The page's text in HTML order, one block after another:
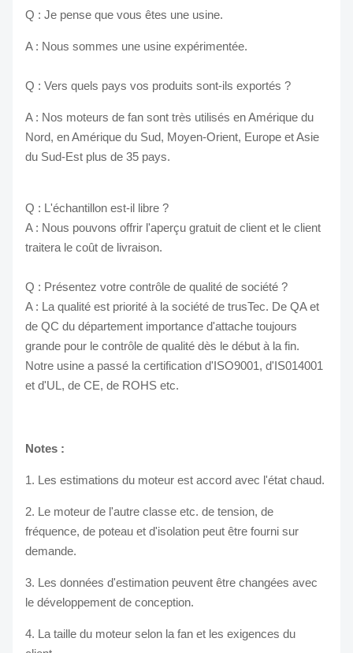
Q : Je pense que vous êtes une usine.
A : Nous sommes une usine expérimentée.
Q : Vers quels pays vos produits sont-ils exportés ?
A : Nos moteurs de fan sont très utilisés en Amérique du
Nord, en Amérique du Sud, Moyen-Orient, Europe et Asie
du Sud-Est plus de 35 pays.
Q : L'échantillon est-il libre ?
A : Nous pouvons offrir l'aperçu gratuit de client et le client
traitera le coût de livraison.
Q : Présentez votre contrôle de qualité de société ?
A : La qualité est priorité à la société de trusTec. De QA et
de QC du département importance d'attache toujours
grande pour le contrôle de qualité dès le début à la fin.
Notre usine a passé la certification d'ISO9001, d'IS014001
et d'UL, de CE, de ROHS etc.
Notes :
1. Les estimations du moteur est accord avec l'état chaud.
2. Le moteur de l'autre classe etc. de tension, de
fréquence, de poteau et d'isolation peut être fourni sur
demande.
3. Les données d'estimation peuvent être changées avec
le développement de conception.
4. La taille du moteur selon la fan et les exigences du